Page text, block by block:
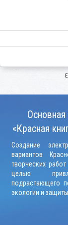
«Красная
Создание
вариантов
творческих
целью
подрастающего
экологии и